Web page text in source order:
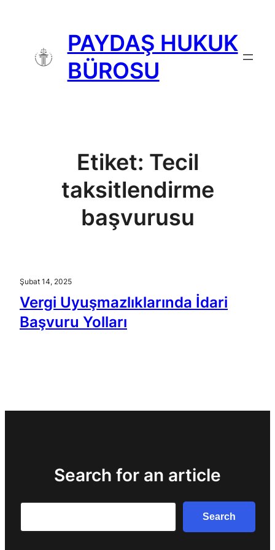
PAYDAŞ HUKUK
BÜROSU
Etiket: Tecil
taksitlendirme
başvurusu
Şubat 14, 2025
Vergi Uyuşmazlıklarında İdari
Başvuru Yolları
Search for an article
Search